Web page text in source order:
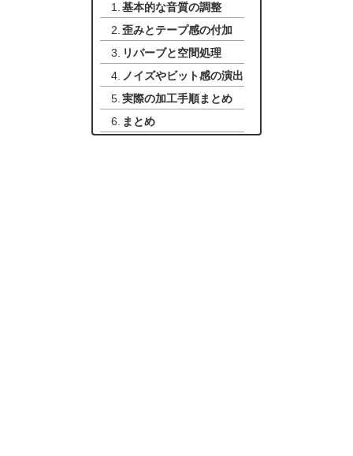
基本的な音質の調整
歪みとテープ感の付加
リバーブと空間処理
ノイズやビット感の演出
実際の加工手順まとめ
まとめ